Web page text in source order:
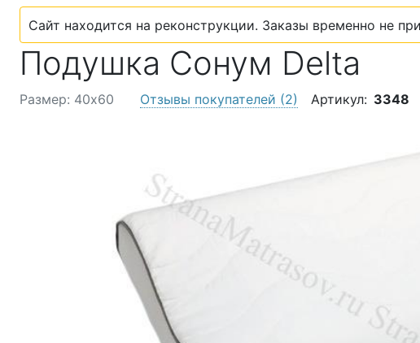
Сайт находится на реконструкции. Заказы временно не
Подушка Сонум Delta
Размер: 40х60 Отзывы покупателей (2) Артикул: 3348